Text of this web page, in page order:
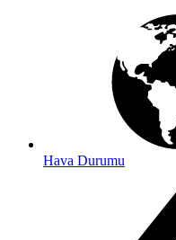
Hava Durumu